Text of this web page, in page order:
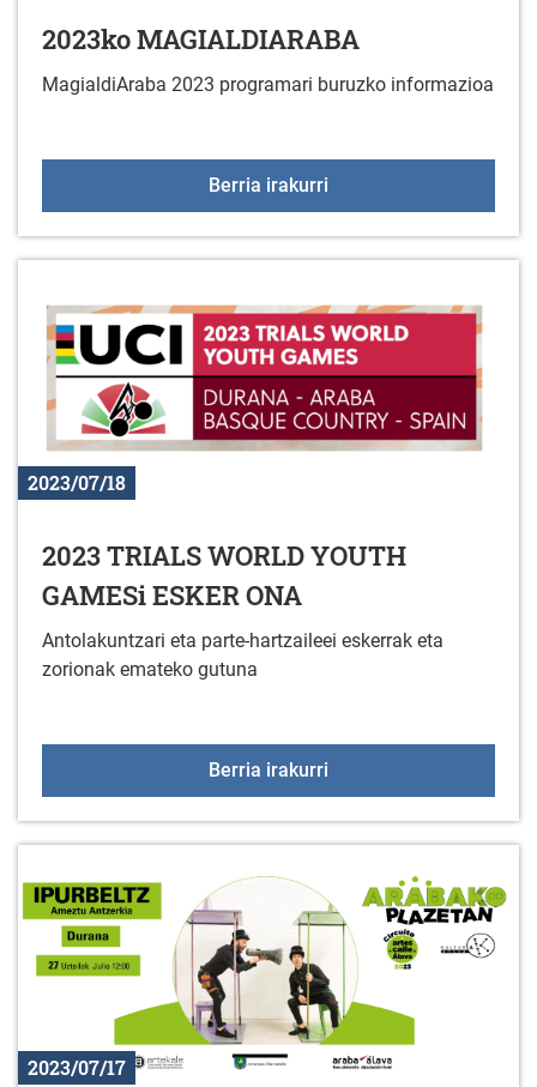
2023ko MAGIALDIARABA
MagialdiAraba 2023 programari buruzko informazioa
Berria irakurri
2023/07/18
2023 TRIALS WORLD YOUTH
GAMESi ESKER ONA
Antolakuntzari eta parte-hartzaileei eskerrak eta
zorionak emateko gutuna
Berria irakurri
2023/07/17